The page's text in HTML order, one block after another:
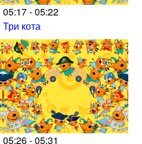
05:17 - 05:22
Три кота
05:26 - 05:31